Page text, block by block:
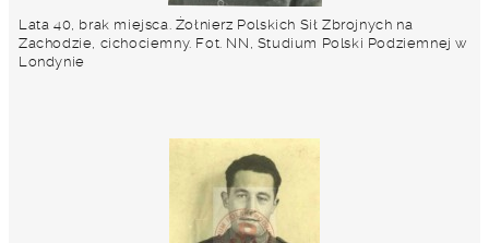
Lata 40, brak miejsca. Żołnierz Polskich Sił Zbrojnych na
Zachodzie, cichociemny. Fot. NN, Studium Polski Podziemnej w
Londynie